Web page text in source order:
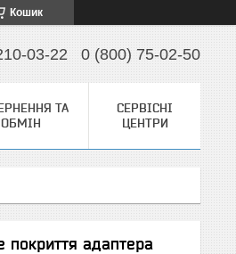
Кошик
03-22 0 (800) 75-02-50
ТА
ОБМІН
СЕРВІСНІ
ЦЕНТРИ
покриття адаптера